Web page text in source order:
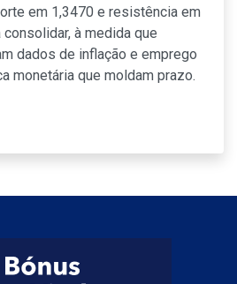
em 1,3470 e resistência em
à medida que
dados de inflação e emprego
monetária que moldam prazo.